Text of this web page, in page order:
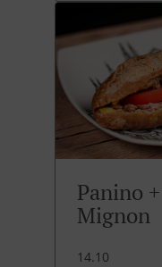
Panino
Mignon
14.10